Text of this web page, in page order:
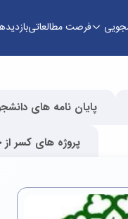
فرصت مطالعاتی
پایان نامه های
پروژه های کسر